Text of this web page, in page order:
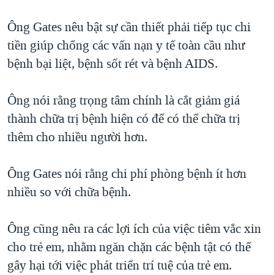
Ông Gates nêu bật sự cần thiết phải tiếp tục chi
tiền giúp chống các vấn nạn y tế toàn cầu như
bệnh bại liệt, bệnh sốt rét và bệnh AIDS.
Ông nói rằng trọng tâm chính là cắt giảm giá
thành chữa trị bệnh hiện có để có thể chữa trị
thêm cho nhiều người hơn.
Ông Gates nói rằng chi phí phòng bệnh ít hơn
nhiều so với chữa bệnh.
Ông cũng nêu ra các lợi ích của việc tiêm vắc xin
cho trẻ em, nhằm ngăn chặn các bệnh tật có thể
gây hại tới việc phát triển trí tuệ của trẻ em.